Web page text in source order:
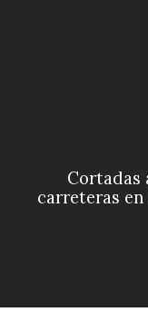
Cortadas
carreteras